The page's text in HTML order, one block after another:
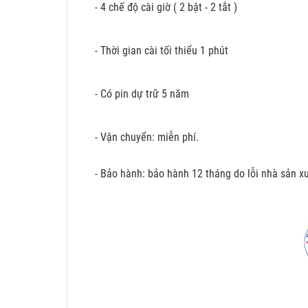
- 4 chế độ cài giờ ( 2 bật - 2 tắt )
- Thời gian cài tối thiểu 1 phút
- Có pin dự trữ 5 năm
- Vận chuyển: miễn phí.
- Bảo hành: bảo hành 12 tháng do lỗi nhà sản